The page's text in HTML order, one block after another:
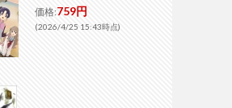
価格:759円
(2026/4/25 15:43時点)